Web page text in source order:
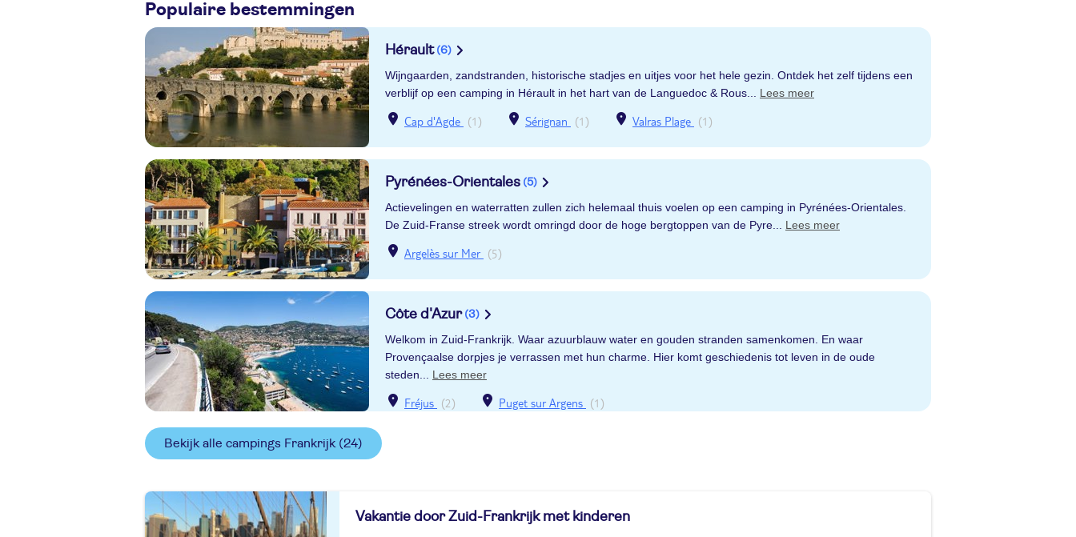
Populaire bestemmingen
Hérault (6)
Wijngaarden, zandstranden, historische stadjes en uitjes voor het hele gezin. Ontdek het zelf tijdens een
verblijf op een camping in Hérault in het hart van de Languedoc & Rous... Lees meer
Cap d'Agde (1) Sérignan (1) Valras Plage (1)
Pyrénées-Orientales (5)
Actievelingen en waterratten zullen zich helemaal thuis voelen op een camping in Pyrénées-Orientales.
De Zuid-Franse streek wordt omringd door de hoge bergtoppen van de Pyre... Lees meer
Argelès sur Mer (5)
Côte d'Azur (3)
Welkom in Zuid-Frankrijk. Waar azuurblauw water en gouden stranden samenkomen. En waar
Provençaalse dorpjes je verrassen met hun charme. Hier komt geschiedenis tot leven in de oude
steden... Lees meer
Fréjus (2) Puget sur Argens (1)
Bekijk alle campings Frankrijk (24)
Vakantie door Zuid-Frankrijk met kinderen